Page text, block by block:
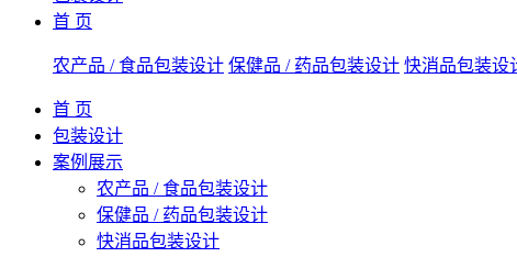
首 页
农产品 / 食品包装设计 保健品 / 药品包装设计 快消品包装设
首 页
包装设计
案例展示
农产品 / 食品包装设计
保健品 / 药品包装设计
快消品包装设计